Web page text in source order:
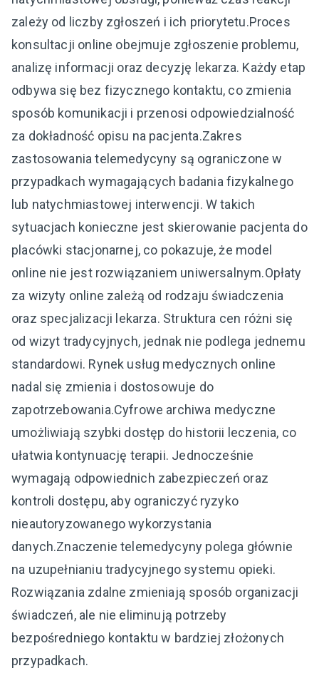
zależy od liczby zgłoszeń i ich priorytetu.Proces
konsultacji online obejmuje zgłoszenie problemu,
analizę informacji oraz decyzję lekarza. Każdy etap
odbywa się bez fizycznego kontaktu, co zmienia
sposób komunikacji i przenosi odpowiedzialność
za dokładność opisu na pacjenta.Zakres
zastosowania telemedycyny są ograniczone w
przypadkach wymagających badania fizykalnego
lub natychmiastowej interwencji. W takich
sytuacjach konieczne jest skierowanie pacjenta do
placówki stacjonarnej, co pokazuje, że model
online nie jest rozwiązaniem uniwersalnym.Opłaty
za wizyty online zależą od rodzaju świadczenia
oraz specjalizacji lekarza. Struktura cen różni się
od wizyt tradycyjnych, jednak nie podlega jednemu
standardowi. Rynek usług medycznych online
nadal się zmienia i dostosowuje do
zapotrzebowania.Cyfrowe archiwa medyczne
umożliwiają szybki dostęp do historii leczenia, co
ułatwia kontynuację terapii. Jednocześnie
wymagają odpowiednich zabezpieczeń oraz
kontroli dostępu, aby ograniczyć ryzyko
nieautoryzowanego wykorzystania
danych.Znaczenie telemedycyny polega głównie
na uzupełnianiu tradycyjnego systemu opieki.
Rozwiązania zdalne zmieniają sposób organizacji
świadczeń, ale nie eliminują potrzeby
bezpośredniego kontaktu w bardziej złożonych
przypadkach.